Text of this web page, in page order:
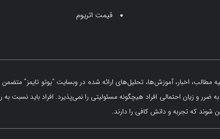
قیمت اتریوم
اخبار، آموزش‌ها، تحلیل‌های ارائه شده در وبسایت “یوتو تایمز”
ضرر و زیان احتمالی افراد هیچگونه مسئولیتی را نمی‌پذیرد. افراد باید نسبت
شوند که تجربه و دانش کافی را دارند.